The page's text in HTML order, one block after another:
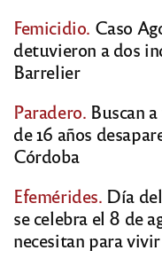
Femicidio. Caso
detuvieron a dos
Barrelier
Paradero. Buscan
de 16 años
Córdoba
Efemérides. Día
se celebra el 8 de
necesitan para